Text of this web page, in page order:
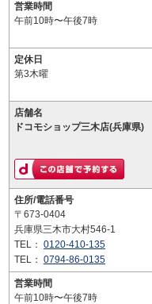
営業時間
午前10時〜午後7時
定休日
第3木曜
店舗名
ドコモショップ三木店(兵庫県)
住所/電話番号
〒673-0404
兵庫県三木市大村546-1
TEL： 0120-410-135
TEL： 0794-86-0135
営業時間
午前10時〜午後7時